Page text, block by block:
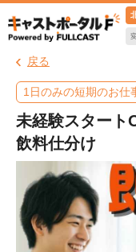
戻る
1日のみの短期のお仕
未経験スター
飲料仕分け